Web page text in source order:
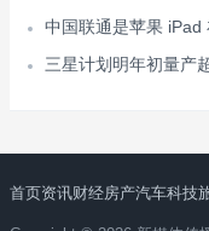
中国联通是苹果 iPad
三星计划明年初量产
首页资讯财经房产汽车科技